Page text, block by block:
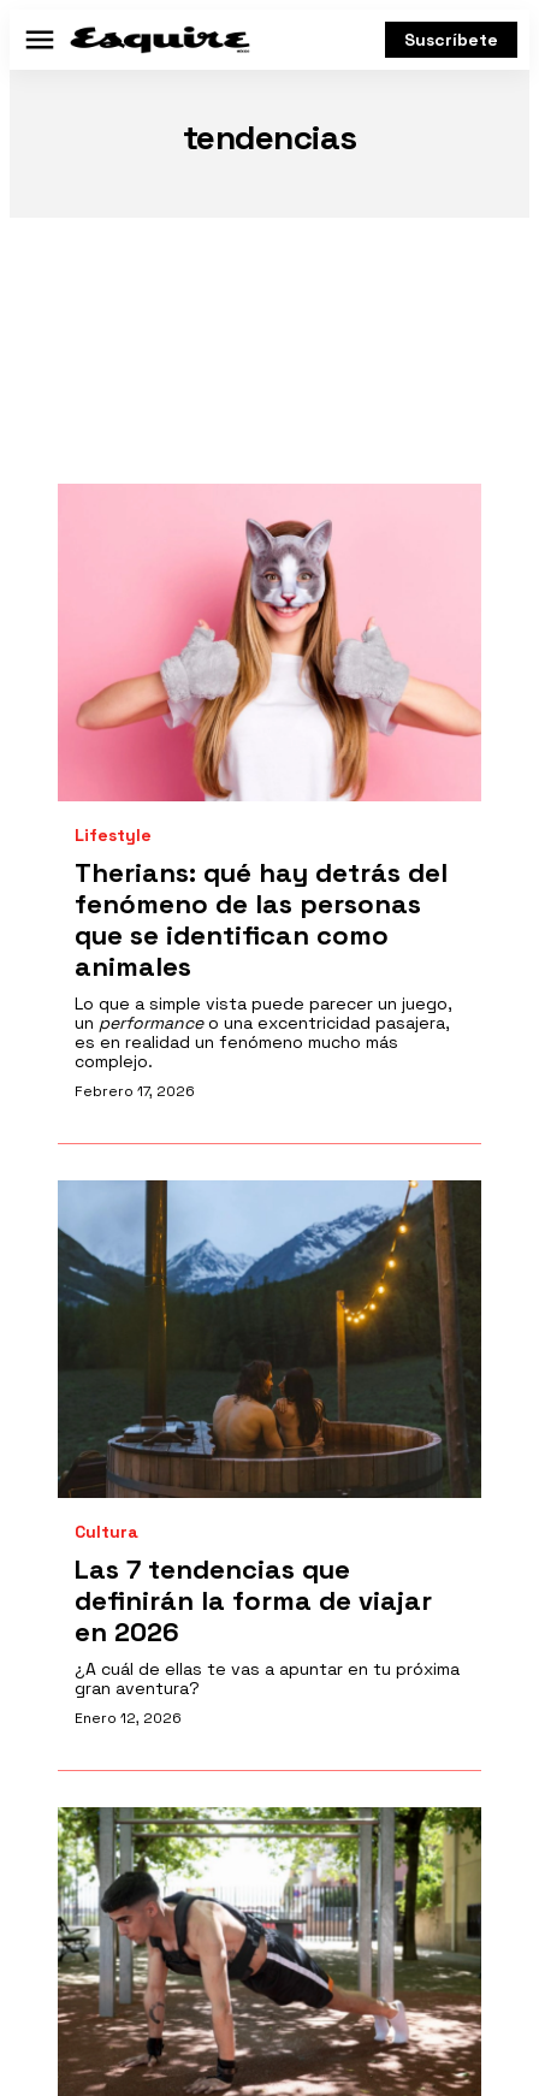
Menú Suscríbete
tendencias
Lifestyle
Therians: qué hay detrás del
fenómeno de las personas
que se identifican como
animales
Lo que a simple vista puede parecer un juego,
un performanceo una excentricidad pasajera,
es en realidad un fenómeno mucho más
complejo.
Febrero 17, 2026
Cultura
Las 7 tendencias que
definirán la forma de viajar
en 2026
¿A cuál de ellas te vas a apuntar en tu próxima
gran aventura?
Enero 12, 2026